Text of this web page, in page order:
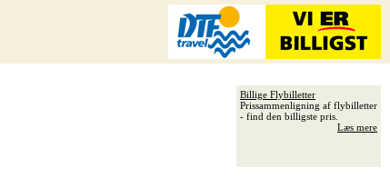
Billige Flybilletter
Prissammenligning af flybilletter
- find den billigste pris.
Læs mere